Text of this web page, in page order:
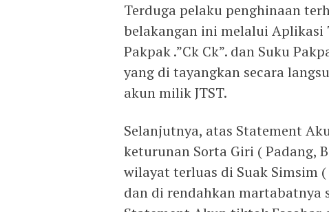
Terduga pelaku penghinaan
belakangan ini melalui Aplikasi
Pakpak .”Ck Ck”. dan Suku
yang di tayangkan secara
akun milik JTST.
Selanjutnya, atas Statement
keturunan Sorta Giri ( Padang,
wilayat terluas di Suak Simsim
dan di rendahkan martabatnya